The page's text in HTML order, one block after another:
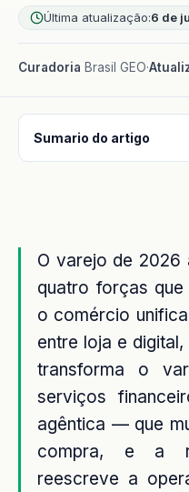
Última atualização:6 de
Curadoria Brasil GEO·
Sumario do artigo
O varejo de 2026
quatro forças
o comércio
entre loja e
transforma o
serviços
agêntica — que
compra, e a
reescreve a